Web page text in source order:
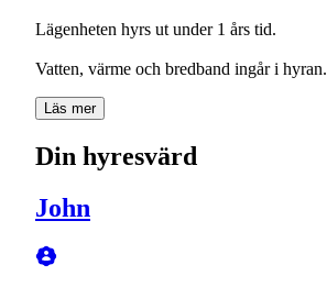
Lägenheten hyrs ut under 1 års tid.
Vatten, värme och bredband ingår i hyran.
Läs mer
Din hyresvärd
John